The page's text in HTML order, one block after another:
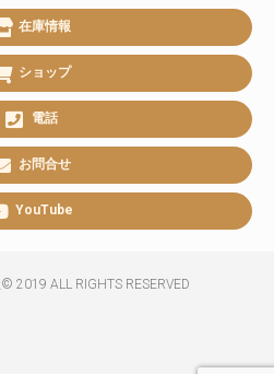
在庫情報
ショップ
電話
お問合せ
YouTube
2019 ALL RIGHTS RESERVED​